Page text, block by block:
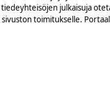
julkaisuja
toimitukselle.